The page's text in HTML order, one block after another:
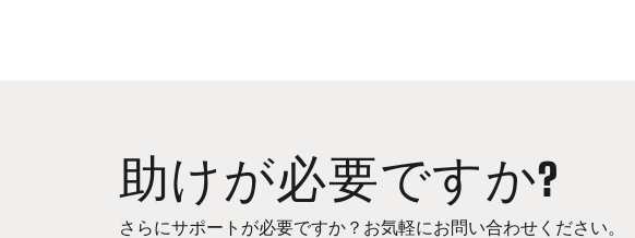
助けが必要ですか?
さらにサポートが必要ですか？お気軽にお問い合わせください。